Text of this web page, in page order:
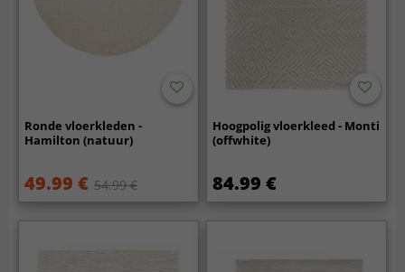
Ronde vloerkleden -
Hamilton (natuur)
49.99 € 54.99 €
Hoogpolig vloerkleed - Monti
(offwhite)
84.99 €